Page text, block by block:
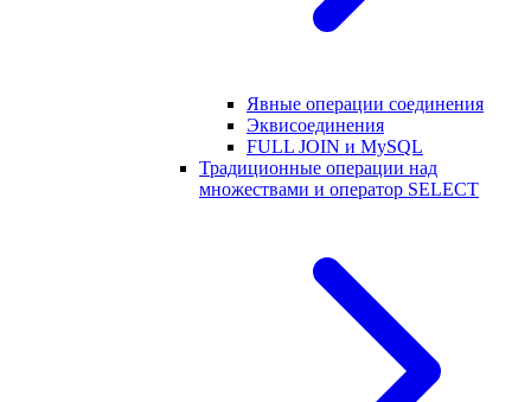
Явные операции соединения
Эквисоединения
FULL JOIN и MySQL
Традиционные операции над
множествами и оператор SELECT